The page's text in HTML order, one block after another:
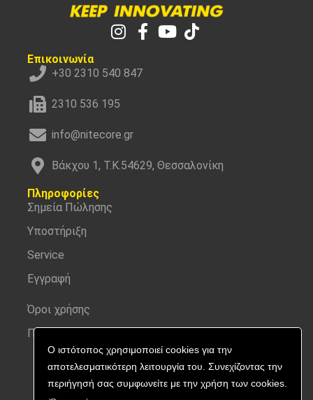
Ο ιστότοπος χρησιμοποιεί cookies για την
αποτελεσματικότερη λειτουργία του. Συνεχίζοντας την
περιήγησή σας συμφωνείτε με την χρήση των cookies.
Επικοινωνία
+30 2310 540 847
2310 536 195
info@nitecore.gr
Βάκχου 1, Τ.Κ.54629, Θεσσαλονίκη
Πληροφορίες
Σημεία Πώλησης
Υποστήριξη
Service
Εγγραφή
Όροι χρήσης
Προσωπικά δεδομένα